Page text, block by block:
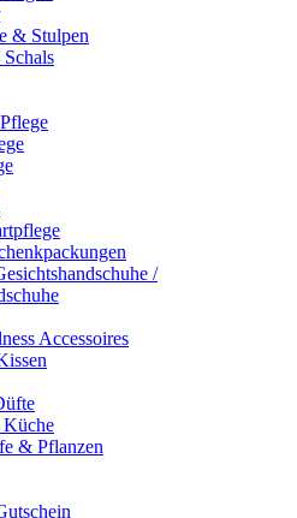
& Stulpen
/
Accessoires
& Pflanzen